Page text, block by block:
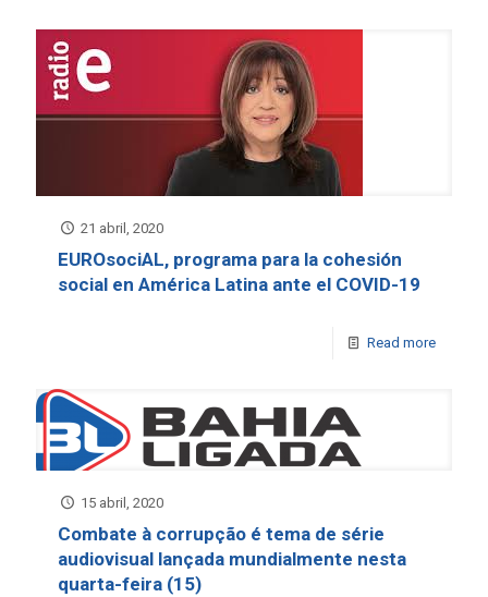
21 abril, 2020
EUROsociAL, programa para la cohesión
social en América Latina ante el COVID-19
Read more
15 abril, 2020
Combate à corrupção é tema de série
audiovisual lançada mundialmente nesta
quarta-feira (15)